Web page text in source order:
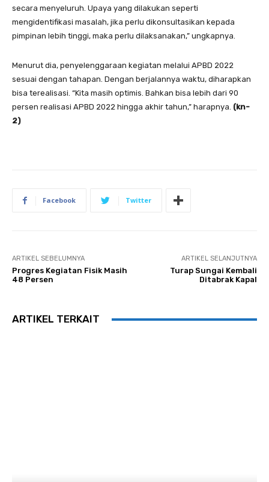
secara menyeluruh. Upaya yang dilakukan seperti
mengidentifikasi masalah, jika perlu dikonsultasikan kepada
pimpinan lebih tinggi, maka perlu dilaksanakan,” ungkapnya.
Menurut dia, penyelenggaraan kegiatan melalui APBD 2022
sesuai dengan tahapan. Dengan berjalannya waktu, diharapkan
bisa terealisasi. “Kita masih optimis. Bahkan bisa lebih dari 90
persen realisasi APBD 2022 hingga akhir tahun,” harapnya. (kn-
2)
Facebook Twitter
ARTIKEL SEBELUMNYA
Progres Kegiatan Fisik Masih
48 Persen
ARTIKEL SELANJUTNYA
Turap Sungai Kembali
Ditabrak Kapal
ARTIKEL TERKAIT